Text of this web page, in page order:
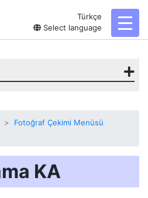
Türkçe
Select language
Fotoğraf Çekimi Menüsü
KA